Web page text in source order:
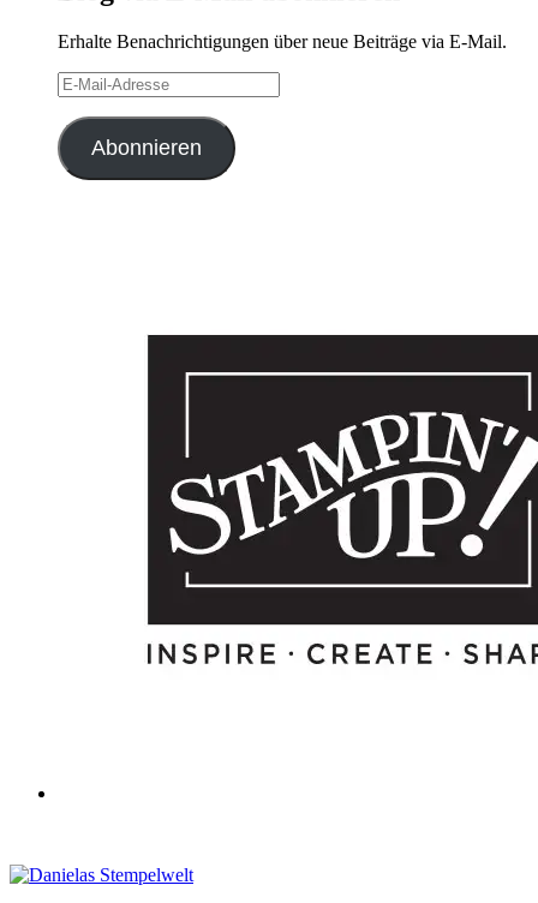
Erhalte Benachrichtigungen über neue Beiträge via E-Mail.
E-
Mail-
Adresse
Abonnieren